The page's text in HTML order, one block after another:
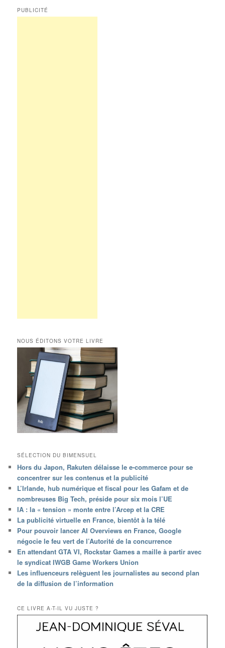
PUBLICITÉ
NOUS ÉDITONS VOTRE LIVRE
SÉLECTION DU BIMENSUEL
Hors du Japon, Rakuten délaisse le e-commerce pour se
concentrer sur les contenus et la publicité
L’Irlande, hub numérique et fiscal pour les Gafam et de
nombreuses Big Tech, préside pour six mois l’UE
IA : la « tension » monte entre l’Arcep et la CRE
La publicité virtuelle en France, bientôt à la télé
Pour pouvoir lancer AI Overviews en France, Google
négocie le feu vert de l’Autorité de la concurrence
En attendant GTA VI, Rockstar Games a maille à partir avec
le syndicat IWGB Game Workers Union
Les influenceurs relèguent les journalistes au second plan
de la diffusion de l’information
CE LIVRE A-T-IL VU JUSTE ?